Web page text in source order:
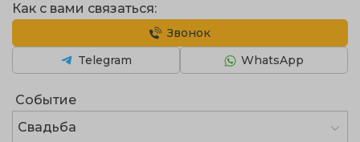
Событие
Свадьба
Как с вами связаться:
Звонок
WhatsApp
Telegram